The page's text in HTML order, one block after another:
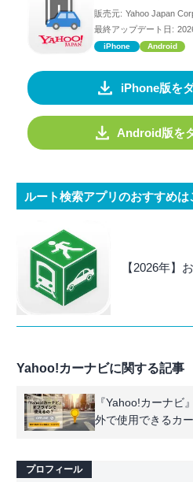
販売元: Yahoo Japan
最終アップデート日:
iPhone Android
iPhone版を
Android版を
ルート検索アプリのおすすめは
【2026年】
Yahoo!カーナビに関する記事
『Yahoo!カーナビ
外で使用できるカ
プロフィール